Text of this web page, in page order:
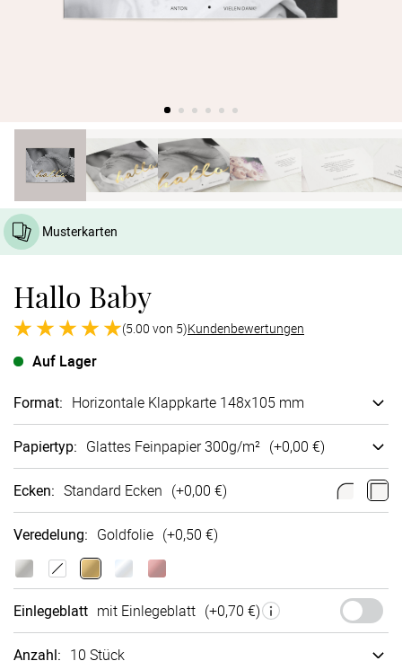
Musterkarten
Hallo Baby
(5.00 von 5)Kundenbewertungen
Auf Lager
Format: Ho­ri­zon­tale Klappkarte 148x105 mm
Papiertyp: Glattes Fein­papier 300g/m² (+0,00 €)
Ecken: Standard Ecken (+0,00 €)
Veredelung: Goldfolie (+0,50 €)
Einlegeblatt mit Einlegeblatt (+0,70 €)
Anzahl: 10 Stück